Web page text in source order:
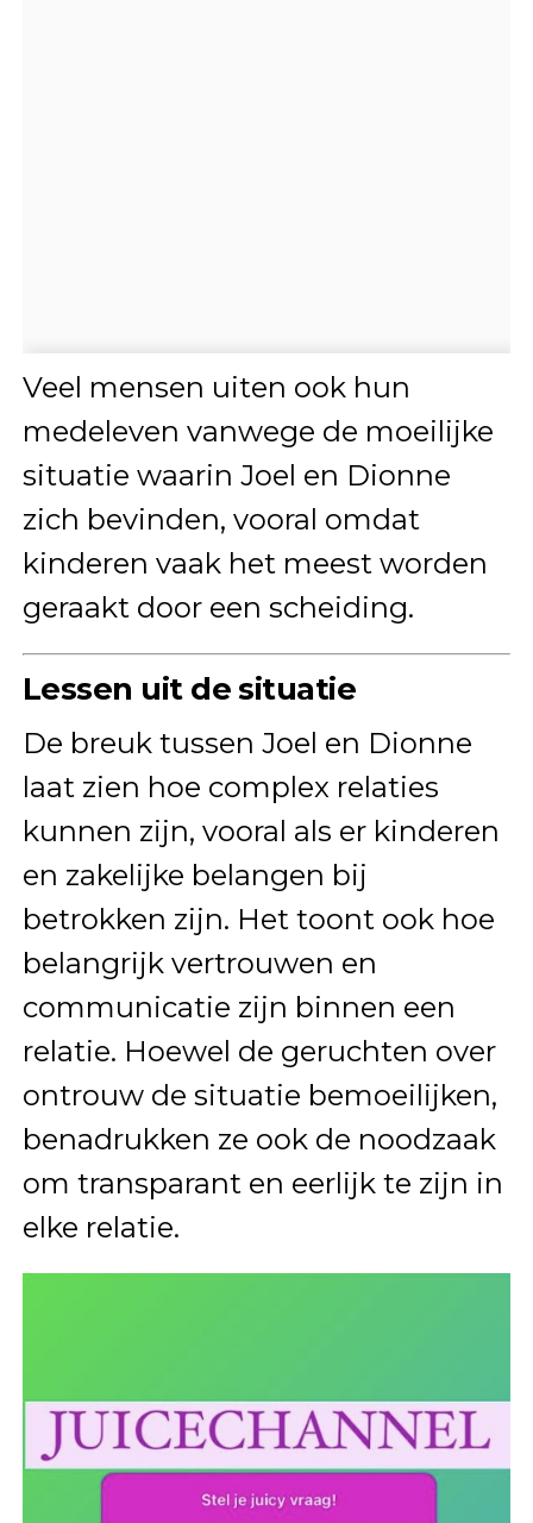
Veel mensen uiten ook hun
medeleven vanwege de moeilijke
situatie waarin Joel en Dionne
zich bevinden, vooral omdat
kinderen vaak het meest worden
geraakt door een scheiding.
Lessen uit de situatie
De breuk tussen Joel en Dionne
laat zien hoe complex relaties
kunnen zijn, vooral als er kinderen
en zakelijke belangen bij
betrokken zijn. Het toont ook hoe
belangrijk vertrouwen en
communicatie zijn binnen een
relatie. Hoewel de geruchten over
ontrouw de situatie bemoeilijken,
benadrukken ze ook de noodzaak
om transparant en eerlijk te zijn in
elke relatie.